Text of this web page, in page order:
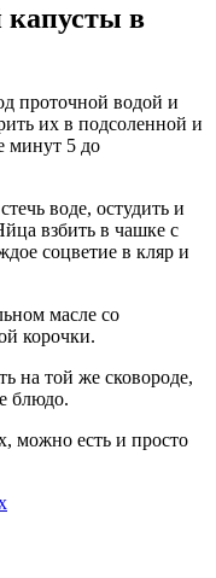
капусты в
проточной водой и
их в подсоленной и
минут 5 до
воде, остудить и
взбить в чашке с
соцветие в кляр и
масле со
корочки.
на той же сковороде,
блюдо.
можно есть и просто